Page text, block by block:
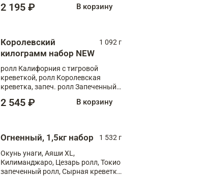
2 195 ₽ В корзину
Королевский
килограмм набор NEW
1 092 г
ролл Калифорния с тигровой
креветкой, ролл Королевская
креветка, запеч. ролл Запеченный
XL, запеч. ролл Крабик Хот
2 545 ₽ В корзину
Огненный, 1,5кг набор
1 532 г
Окунь унаги, Аяши XL,
Килиманджаро, Цезарь ролл, Токио
запеченный ролл, Сырная креветка